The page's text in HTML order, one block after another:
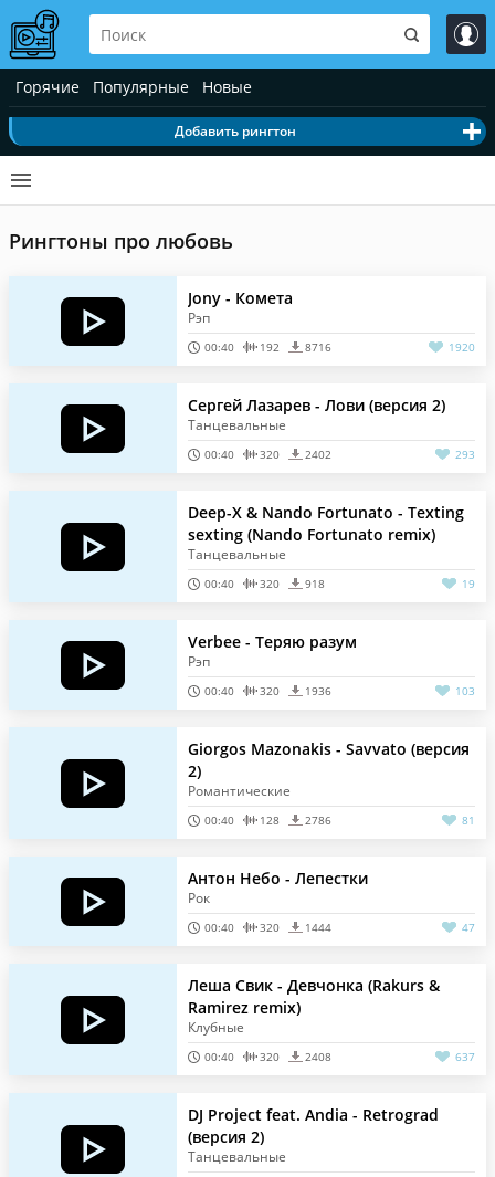
Горячие Популярные Новые
Добавить рингтон
Рингтоны про любовь
Jony - Комета
Рэп
00:40 192 8716 1920
Сергей Лазарев - Лови (версия 2)
Танцевальные
00:40 320 2402 293
Deep-X & Nando Fortunato - Texting
sexting (Nando Fortunato remix)
Танцевальные
00:40 320 918 19
Verbee - Теряю разум
Рэп
00:40 320 1936 103
Giorgos Mazonakis - Savvato (версия
2)
Романтические
00:40 128 2786 81
Антон Небо - Лепестки
Рок
00:40 320 1444 47
Леша Свик - Девчонка (Rakurs &
Ramirez remix)
Клубные
00:40 320 2408 637
DJ Project feat. Andia - Retrograd
(версия 2)
Танцевальные